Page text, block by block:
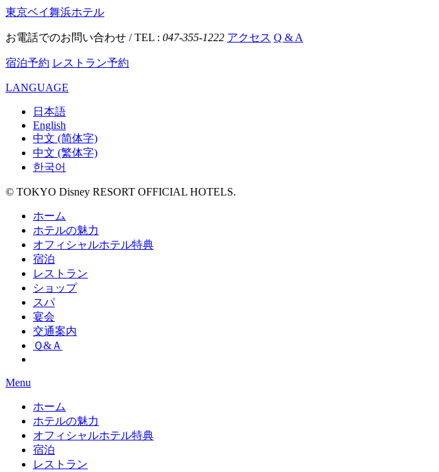
東京ベイ舞浜ホテル
お電話でのお問い合わせ / TEL : 047-355-1222 アクセス Q & A
宿泊予約 レストラン予約
LANGUAGE
日本語
English
中文 (简体字)
中文 (繁体字)
한국어
© TOKYO Disney RESORT OFFICIAL HOTELS.
ホーム
ホテルの魅力
オフィシャルホテル特典
宿泊
レストラン
ショップ
スパ
宴会
交通案内
Ｑ&Ａ
Menu
ホーム
ホテルの魅力
オフィシャルホテル特典
宿泊
レストラン